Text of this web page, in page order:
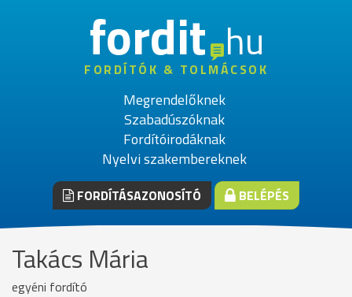
fordithu
FORDÍTÓK & TOLMÁCSOK
Megrendelőknek
Szabadúszóknak
Fordítóirodáknak
Nyelvi szakembereknek
FORDÍTÁSAZONOSÍTÓ BELÉPÉS
Takács Mária
egyéni fordító